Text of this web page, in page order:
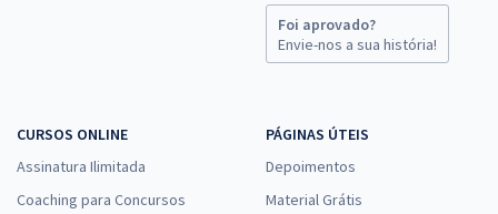
Foi aprovado?
Envie-nos a sua história!
CURSOS ONLINE
Assinatura Ilimitada
Coaching para Concursos
PÁGINAS ÚTEIS
Depoimentos
Material Grátis